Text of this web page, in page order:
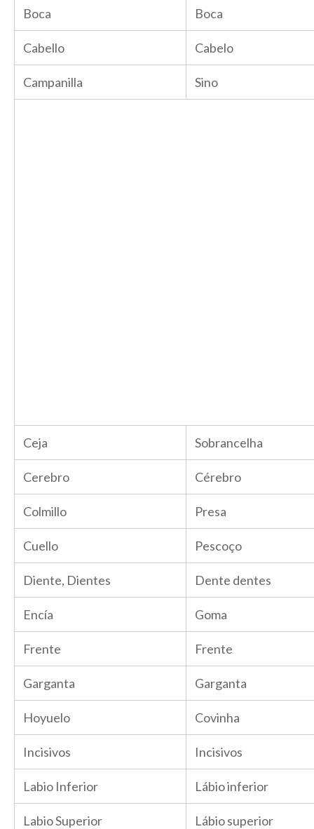
Boca Boca
Cabello Cabelo
Campanilla Sino
Ceja Sobrancelha
Cerebro Cérebro
Colmillo Presa
Cuello Pescoço
Diente, Dientes Dente dentes
Encía Goma
Frente Frente
Garganta Garganta
Hoyuelo Covinha
Incisivos Incisivos
Labio Inferior Lábio inferior
Labio Superior Lábio superior